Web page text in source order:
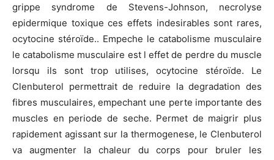
grippe syndrome de Stevens-Johnson, necrolyse
epidermique toxique ces effets indesirables sont rares,
ocytocine stéroïde.. Empeche le catabolisme musculaire
le catabolisme musculaire est l effet de perdre du muscle
lorsqu ils sont trop utilises, ocytocine stéroïde. Le
Clenbuterol permettrait de reduire la degradation des
fibres musculaires, empechant une perte importante des
muscles en periode de seche. Permet de maigrir plus
rapidement agissant sur la thermogenese, le Clenbuterol
va augmenter la chaleur du corps pour bruler les